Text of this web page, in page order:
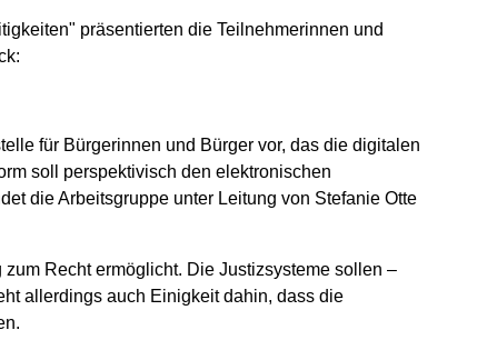
präsentierten die Teilnehmerinnen und
für Bürgerinnen und Bürger vor, das die digitalen
soll perspektivisch den elektronischen
die Arbeitsgruppe unter Leitung von Stefanie Otte
Recht ermöglicht. Die Justizsysteme sollen –
allerdings auch Einigkeit dahin, dass die